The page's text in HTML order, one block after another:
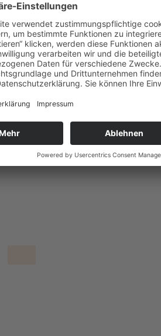
Motiv und ein anderes insgesamt 2.000
Hans Bergerin Grafing.
gestaltbaren Briefmarken bietet die
etwa an für Firmenjubiläen, Hochzeit,
Interesse einfach